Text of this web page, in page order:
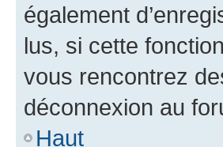
également
lus, si cette
vous rencontrez
déconnexion au
Haut